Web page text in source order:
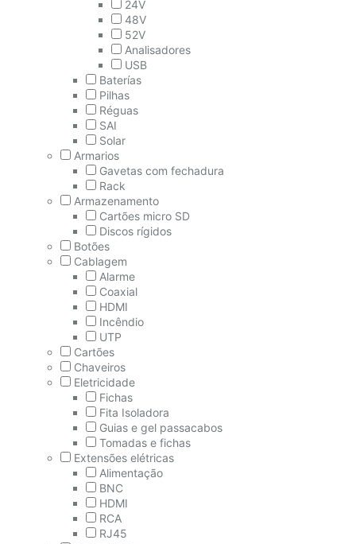
24V
48V
52V
Analisadores
USB
Baterías
Pilhas
Réguas
SAI
Solar
Armarios
Gavetas com fechadura
Rack
Armazenamento
Cartões micro SD
Discos rígidos
Botões
Cablagem
Alarme
Coaxial
HDMI
Incêndio
UTP
Cartões
Chaveiros
Eletricidade
Fichas
Fita Isoladora
Guias e gel passacabos
Tomadas e fichas
Extensões elétricas
Alimentação
BNC
HDMI
RCA
RJ45